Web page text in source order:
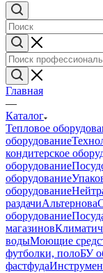
Главная
—
Каталог
Тепловое
оборудование
кондитерское
оборудование
оборудование
оборудование
раздачиАльтернова
оборудование
магазинов
водыМоющие
футболки, полоБУ
фастфуда